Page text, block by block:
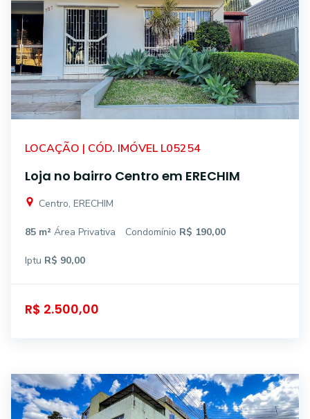
LOCAÇÃO | CÓD. IMÓVEL L05254
Loja no bairro Centro em ERECHIM
Centro, ERECHIM
85 m² Área Privativa Condomínio R$ 190,00
Iptu R$ 90,00
R$ 2.500,00